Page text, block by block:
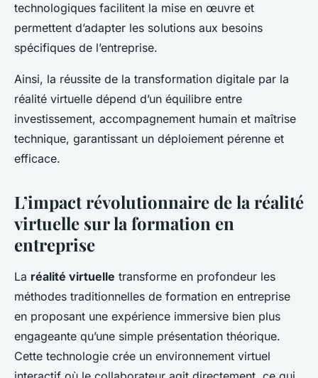
technologiques facilitent la mise en œuvre et
permettent d’adapter les solutions aux besoins
spécifiques de l’entreprise.
Ainsi, la réussite de la transformation digitale par la
réalité virtuelle dépend d’un équilibre entre
investissement, accompagnement humain et maîtrise
technique, garantissant un déploiement pérenne et
efficace.
L’impact révolutionnaire de la réalité
virtuelle sur la formation en
entreprise
La réalité virtuelle transforme en profondeur les
méthodes traditionnelles de formation en entreprise
en proposant une expérience immersive bien plus
engageante qu’une simple présentation théorique.
Cette technologie crée un environnement virtuel